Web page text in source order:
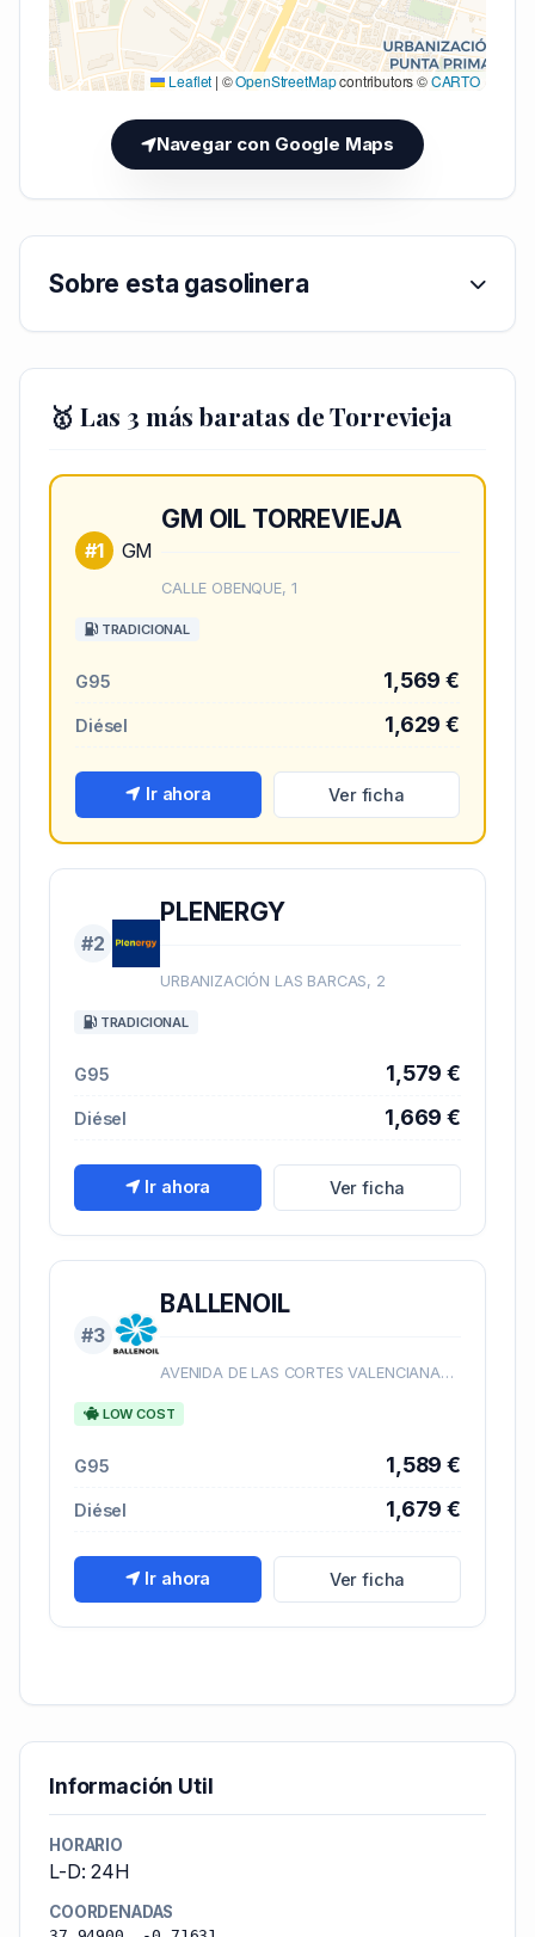
Leaflet | ©OpenStreetMapcontributors ©CARTO
Navegar con Google Maps
Sobre esta gasolinera
🥇 Las 3 más baratas de Torrevieja
#1 GM
GM OIL TORREVIEJA
CALLE OBENQUE, 1
TRADICIONAL
G95 1,569 €
Diésel 1,629 €
Ir ahora Ver ficha
#2
PLENERGY
URBANIZACIÓN LAS BARCAS, 2
TRADICIONAL
G95 1,579 €
Diésel 1,669 €
Ir ahora Ver ficha
#3
BALLENOIL
AVENIDA DE LAS CORTES VALENCIANAS, SN
LOW COST
G95 1,589 €
Diésel 1,679 €
Ir ahora Ver ficha
Información Util
HORARIO
L-D: 24H
COORDENADAS